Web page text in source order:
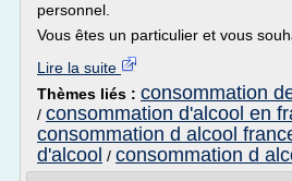
personnel.
Vous êtes un particulier et vous
Lire la suite
Thèmes liés : consommation
/ consommation d'alcool en
consommation d alcool
d'alcool / consommation d